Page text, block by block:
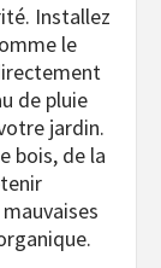
Installez
le
de pluie
jardin.
bois, de la